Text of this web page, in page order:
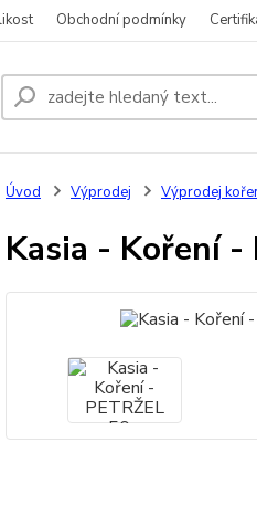
Obchodní podmínky
Úvod Výprodej Výprodej
Kasia - Koření -